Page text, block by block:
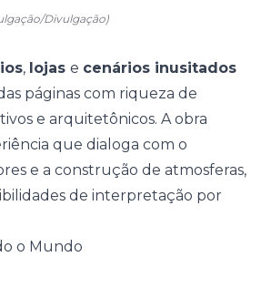
Divulgação)
, lojas e cenários inusitados
páginas com riqueza de
e arquitetônicos. A obra
que dialoga com o
e a construção de atmosferas,
de interpretação por
o Mundo